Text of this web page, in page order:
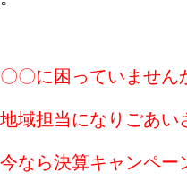
〇〇に困っていません
地域担当になりごあい
今なら決算キャンペー